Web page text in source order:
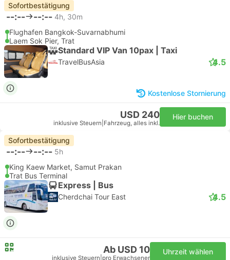
Sofortbestätigung
--:-- --:-- 4h, 30m
Flughafen Bangkok-Suvarnabhumi
Laem Sok Pier, Trat
Standard VIP Van 10pax | Taxi
TravelBusAsia 4.5
Kostenlose Stornierung
USD 240
inklusive Steuern Fahrzeug, alles inkl.
Hier buchen
Sofortbestätigung
--:-- --:-- 5h
King Kaew Market, Samut Prakan
Trat Bus Terminal
Express | Bus
Cherdchai Tour East 4.5
Ab USD 10
inklusive Steuern pro Erwachsener
Uhrzeit wählen